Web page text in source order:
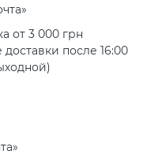
от 3 000 грн
после 16:00